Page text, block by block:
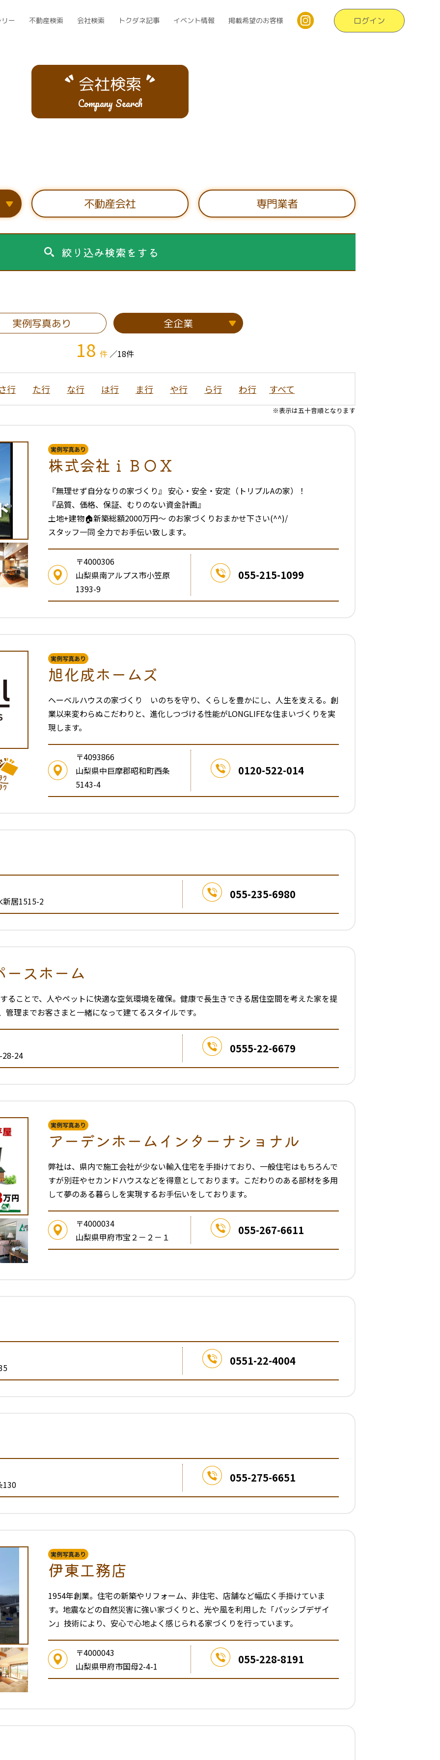
ー 不動産検索 会社検索 トクダネ記事 イベント情報 掲載希望のお客様 ログイン
会社検索
Company Search
不動産会社 専門業者
絞り込み検索をする
実例写真あり 全企業
18 件 ／18件
行 た行 な行 は行 ま行 や行 ら行 わ行 すべて
※表示は五十音順となります
実例写真あり
株式会社ｉＢＯＸ
『無理せず自分なりの家づくり』 安心・安全・安定（トリプルAの家）！
『品質、価格、保証、むりのない資金計画』
土地+建物🏠新築総額2000万円〜 のお家づくりおまかせ下さい(^^)/
スタッフ一同 全力でお手伝い致します。
〒4000306
山梨県南アルプス市小笠原
1393-9
055-215-1099
実例写真あり
旭化成ホームズ
ヘーベルハウスの家づくり いのちを守り、くらしを豊かにし、人生を支える。創
業以来変わらぬこだわりと、進化しつづける性能がLONGLIFEな住まいづくりを実
現します。
〒4093866
山梨県中巨摩郡昭和町西条
5143-4
0120-522-014
新居1515-2 055-235-6980
スホーム
ることで、人やペットに快適な空気環境を確保。健康で長生きできる居住空間を考えた家を提
理までお客さまと一緒になって建てるスタイルです。
28-24 0555-22-6679
実例写真あり
アーデンホームインターナショナル
弊社は、県内で施工会社が少ない輸入住宅を手掛けており、一般住宅はもちろんで
すが別荘やセカンドハウスなどを得意としております。こだわりのある部材を多用
して夢のある暮らしを実現するお手伝いをしております。
〒4000034
山梨県甲府市宝２－２－１
055-267-6611
0551-22-4004
130 055-275-6651
実例写真あり
伊東工務店
1954年創業。住宅の新築やリフォーム、非住宅、店舗など幅広く手掛けていま
す。地震などの自然災害に強い家づくりと、光や風を利用した「パッシブデザイ
ン」技術により、安心で心地よく感じられる家づくりを行っています。
〒4000043
山梨県甲府市国母2-4-1
055-228-8191